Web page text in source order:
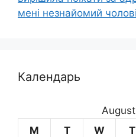
мені незнайомий
Календарь
M
T W T